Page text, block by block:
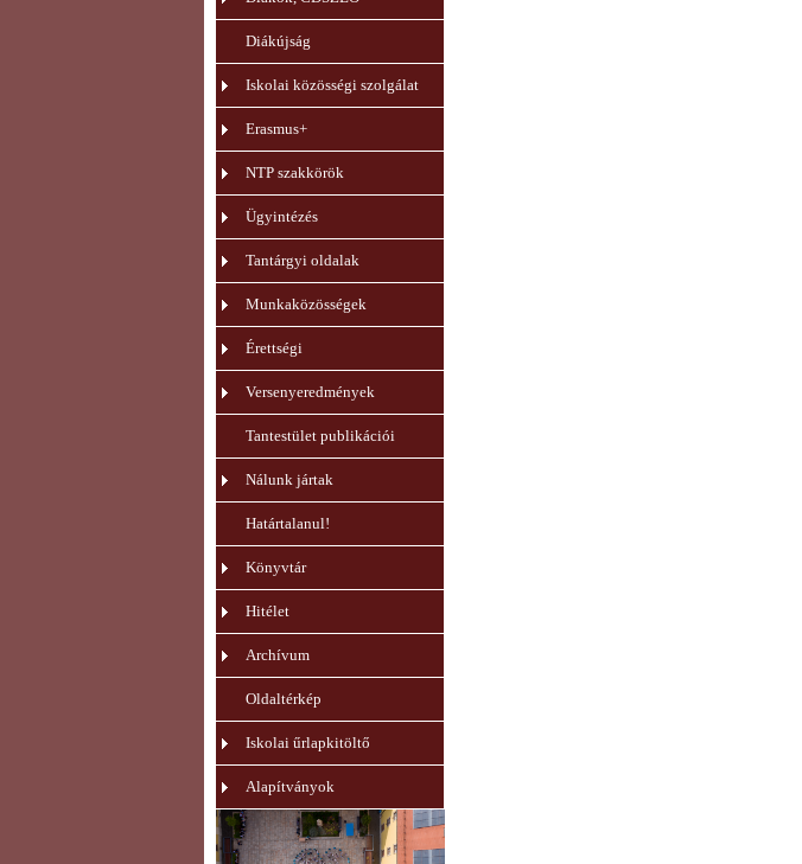
Diákújság
Iskolai közösségi szolgálat
Erasmus+
NTP szakkörök
Ügyintézés
Tantárgyi oldalak
Munkaközösségek
Érettségi
Versenyeredmények
Tantestület publikációi
Nálunk jártak
Határtalanul!
Könyvtár
Hitélet
Archívum
Oldaltérkép
Iskolai űrlapkitöltő
Alapítványok